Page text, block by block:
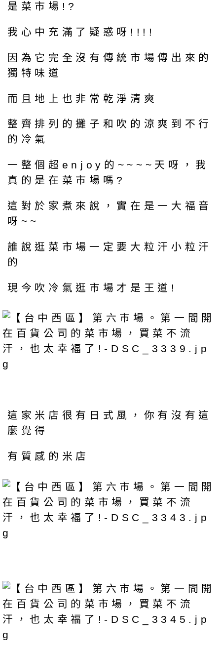
是菜市場!?
我心中充滿了疑惑呀!!!!
因為它完全沒有傳統市場傳出來的
獨特味道
而且地上也非常乾淨清爽
整齊排列的攤子和吹的涼爽到不行
的冷氣
一整個超enjoy的~~~~天呀，我
真的是在菜市場嗎?
這對於家煮來說，實在是一大福音
呀~~
誰說逛菜市場一定要大粒汗小粒汗
的
現今吹冷氣逛市場才是王道!
這家米店很有日式風，你有沒有這
麼覺得
有質感的米店